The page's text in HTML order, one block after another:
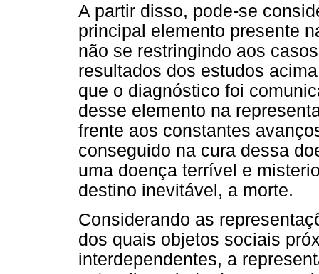
A partir disso, pode-se
principal elemento presente
não se restringindo aos
resultados dos estudos
que o diagnóstico foi
desse elemento na
frente aos constantes
conseguido na cura dessa
uma doença terrível e
destino inevitável, a morte.
Considerando as
dos quais objetos sociais
interdependentes, a